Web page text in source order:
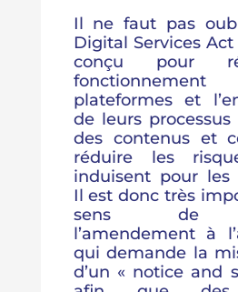
Il ne faut pas
Digital Services
conçu pour
plateformes et
de leurs
des contenus et
réduire les
induisent pour les
Il est donc très
sens de
l’amendement à
qui demande la
d’un « notice and